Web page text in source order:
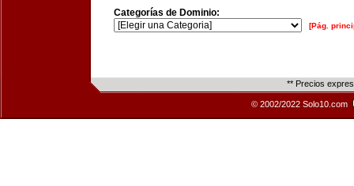
Categorías de Dominio:
[Pág.
** Precios
© 2002/2022 Solo10.com